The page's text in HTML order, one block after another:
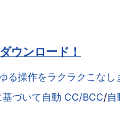
ウンロード！
操作をラクラクこなし
基づいて自動 CC/BCC/自